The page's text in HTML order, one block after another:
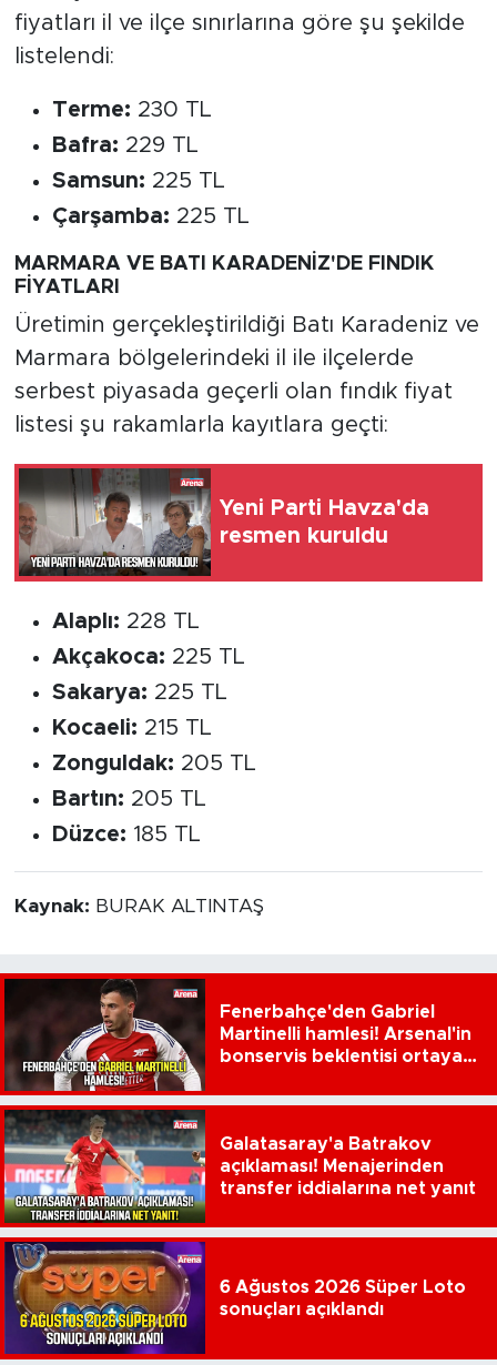
fiyatları il ve ilçe sınırlarına göre şu şekilde
listelendi:
Terme: 230 TL
Bafra: 229 TL
Samsun: 225 TL
Çarşamba: 225 TL
MARMARA VE BATI KARADENİZ'DE FINDIK
FİYATLARI
Üretimin gerçekleştirildiği Batı Karadeniz ve
Marmara bölgelerindeki il ile ilçelerde
serbest piyasada geçerli olan fındık fiyat
listesi şu rakamlarla kayıtlara geçti:
Yeni Parti Havza'da
resmen kuruldu
Alaplı: 228 TL
Akçakoca: 225 TL
Sakarya: 225 TL
Kocaeli: 215 TL
Zonguldak: 205 TL
Bartın: 205 TL
Düzce: 185 TL
Kaynak: BURAK ALTINTAŞ
Fenerbahçe'den Gabriel
Martinelli hamlesi! Arsenal'in
bonservis beklentisi ortaya
Galatasaray'a Batrakov
açıklaması! Menajerinden
transfer iddialarına net yanıt
6 Ağustos 2026 Süper Loto
sonuçları açıklandı